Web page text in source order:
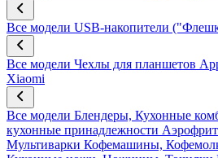
Все модели USB-накопители
Все модели Чехлы для планшетов
Xiaomi
Все модели Блендеры, Кухонные
кухонные принадлежности
Мультиварки Кофемашины,